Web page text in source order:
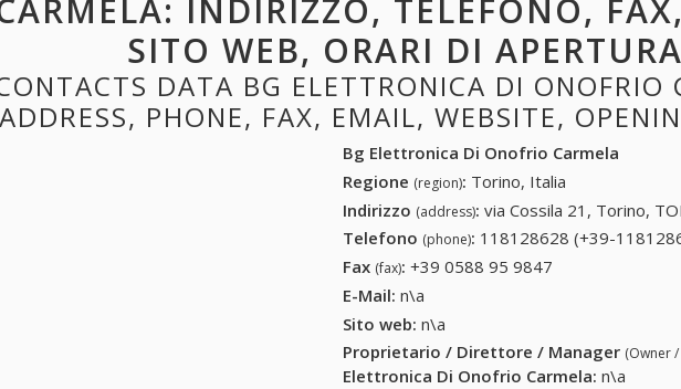
INDIRIZZO, TELEFONO,
SITO WEB, ORARI DI APERTURA
DATA BG ELETTRONICA DI ONOFRIO
ADDRESS, PHONE, FAX, EMAIL, WEBSITE,
Bg Elettronica Di Onofrio Carmela
Regione (region): Torino, Italia
Indirizzo (address): via Cossila 21, Torino,
Telefono (phone): 118128628 (+39-
Fax (fax): +39 0588 95 9847
E-Mail: n\a
Sito web: n\a
Proprietario / Direttore / Manager (Owner
Elettronica Di Onofrio Carmela: n\a